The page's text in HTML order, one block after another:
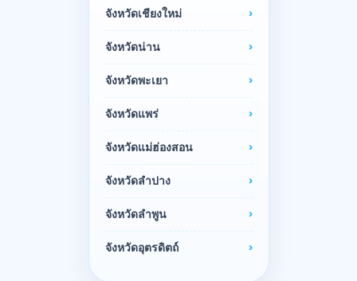
จังหวัดเชียงใหม่
จังหวัดน่าน
จังหวัดพะเยา
จังหวัดแพร่
จังหวัดแม่ฮ่องสอน
จังหวัดลำปาง
จังหวัดลำพูน
จังหวัดอุตรดิตถ์